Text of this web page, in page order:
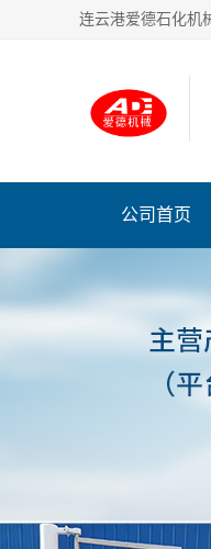
公司首页